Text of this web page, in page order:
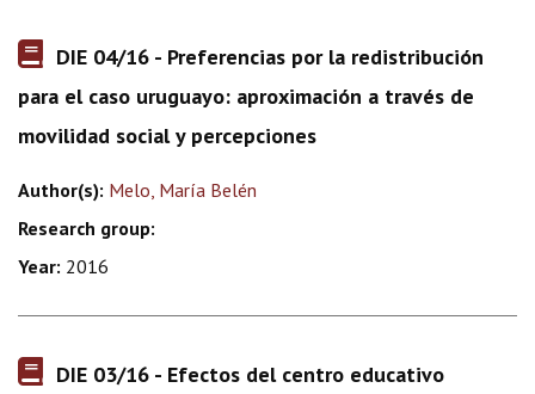
DIE 04/16 - Preferencias por la redistribución
para el caso uruguayo: aproximación a través de
movilidad social y percepciones
Author(s): Melo, María Belén
Research group:
Year: 2016
DIE 03/16 - Efectos del centro educativo